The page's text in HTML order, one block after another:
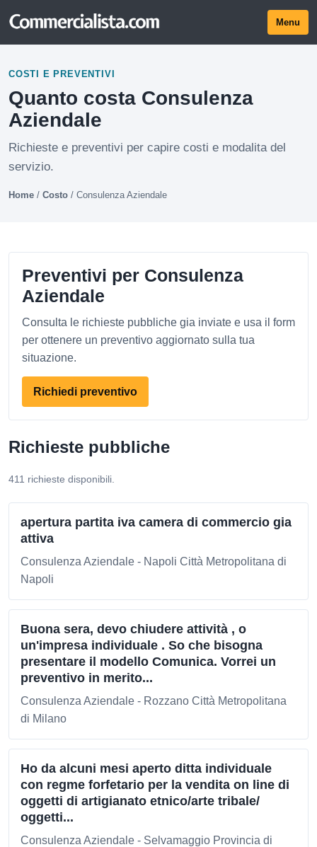
Menu
COSTI E PREVENTIVI
Quanto costa Consulenza
Aziendale
Richieste e preventivi per capire costi e modalita del
servizio.
Home / Costo / Consulenza Aziendale
Preventivi per Consulenza
Aziendale
Consulta le richieste pubbliche gia inviate e usa il form
per ottenere un preventivo aggiornato sulla tua
situazione.
Richiedi preventivo
Richieste pubbliche
411 richieste disponibili.
apertura partita iva camera di commercio gia
attiva
Consulenza Aziendale - Napoli Città Metropolitana di
Napoli
Buona sera, devo chiudere attività , o
un'impresa individuale . So che bisogna
presentare il modello Comunica. Vorrei un
preventivo in merito...
Consulenza Aziendale - Rozzano Città Metropolitana
di Milano
Ho da alcuni mesi aperto ditta individuale
con regme forfetario per la vendita on line di
oggetti di artigianato etnico/arte tribale/
oggetti...
Consulenza Aziendale - Selvamaggio Provincia di